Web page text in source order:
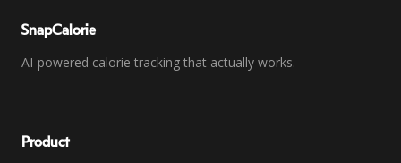
SnapCalorie
AI-powered calorie tracking that actually works.
Product